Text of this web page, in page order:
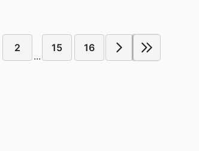
2
...
15 16